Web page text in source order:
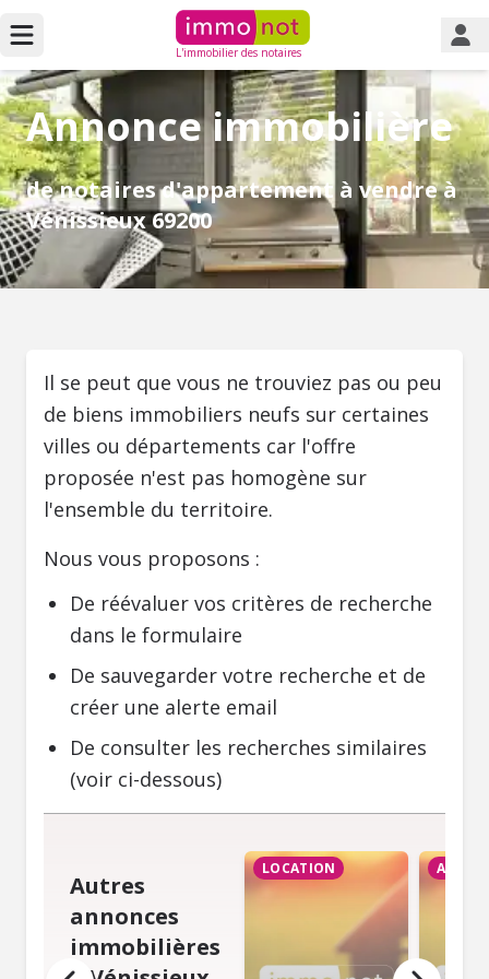
L'immobilier des notaires
Annonce immobilière
de notaires d'appartement à vendre à
Vénissieux 69200
Il se peut que vous ne trouviez pas ou peu
de biens immobiliers neufs sur certaines
villes ou départements car l'offre
proposée n'est pas homogène sur
l'ensemble du territoire.
Nous vous proposons :
De réévaluer vos critères de recherche
dans le formulaire
De sauvegarder votre recherche et de
créer une alerte email
De consulter les recherches similaires
(voir ci-dessous)
Autres
annonces
immobilières
LOCATION ACHAT